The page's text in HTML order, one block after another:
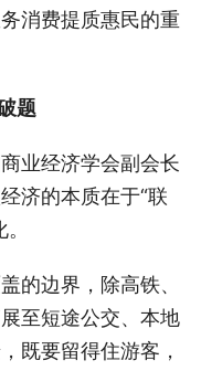
消费提质惠民的重
题
业经济学会副会长
济的本质在于“联
的边界，除高铁、
至短途公交、本地
既要留得住游客，